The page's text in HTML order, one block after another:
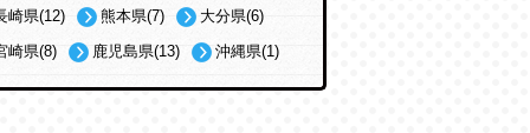
崎県(12)
熊本県(7)
大分県(6)
崎県(8)
鹿児島県(13) 沖縄県(1)